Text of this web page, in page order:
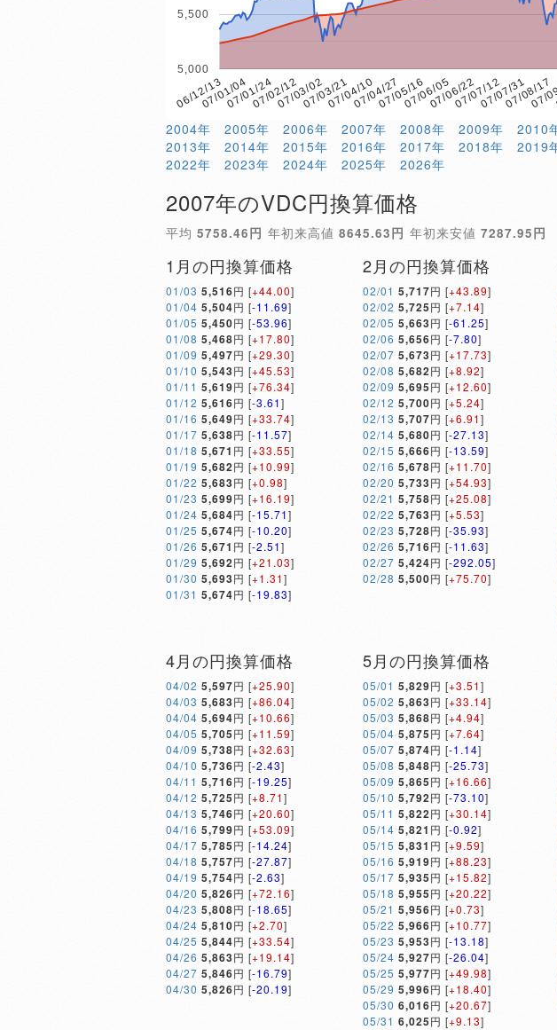
06/12/1307/01/0407/01/2407/02/1207/03/0207/03/2107/04/1007/04/2707/05/1607/06/0507/06/2207/07/1207/07/3107/08/17
07/
5,000
5,500
2004年 2005年 2006年 2007年 2008年 2009年 2010
2013年
2014年 2015年 2016年 2017年 2018年 2019
2022年
2023年 2024年 2025年 2026年
2007年のVDC円換算価格
平均 5758.46円 年初来高値 8645.63円 年初来安値 7287.95円
1月の円換算価格
01/03 5,516円 [+44.00]
01/04 5,504円 [-11.69]
01/05 5,450円 [-53.96]
01/08 5,468円 [+17.80]
01/09 5,497円 [+29.30]
01/10 5,543円 [+45.53]
01/11 5,619円 [+76.34]
01/12 5,616円 [-3.61]
01/16 5,649円 [+33.74]
01/17 5,638円 [-11.57]
01/18 5,671 円 [+33.55]
01/19 5,682円 [+10.99]
01/22 5,683円 [+0.98]
01/23 5,699円 [+16.19]
01/24 5,684円 [-15.71]
01/25 5,674円 [-10.20]
01/26 5,671 円 [-2.51]
01/29 5,692円 [+21.03]
01/30 5,693円 [+1.31]
01/31 5,674円 [-19.83]
2月の円換算価格
02/01 5,717円 [+43.89]
02/02 5,725円 [+7.14]
02/05 5,663円 [-61.25]
02/06 5,656円 [-7.80]
02/07 5,673円 [+17.73]
02/08 5,682円 [+8.92]
02/09 5,695円 [+12.60]
02/12 5,700円 [+5.24]
02/13 5,707円 [+6.91]
02/14 5,680円 [-27.13]
02/15 5,666円 [-13.59]
02/16 5,678円 [+11.70]
02/20 5,733円 [+54.93]
02/21 5,758円 [+25.08]
02/22 5,763円 [+5.53]
02/23 5,728円 [-35.93]
02/26 5,716円 [-11.63]
02/27 5,424円 [-292.05]
02/28 5,500円 [+75.70]
4月の円換算価格
04/02 5,597円 [+25.90]
04/03 5,683円 [+86.04]
04/04 5,694円 [+10.66]
04/05 5,705円 [+11.59]
04/09 5,738円 [+32.63]
04/10 5,736円 [-2.43]
04/11 5,716円 [-19.25]
04/12 5,725円 [+8.71]
04/13 5,746円 [+20.60]
04/16 5,799円 [+53.09]
04/17 5,785円 [-14.24]
04/18 5,757円 [-27.87]
04/19 5,754円 [-2.63]
04/20 5,826円 [+72.16]
04/23 5,808円 [-18.65]
04/24 5,810円 [+2.70]
04/25 5,844円 [+33.54]
04/26 5,863円 [+19.14]
04/27 5,846円 [-16.79]
04/30 5,826円 [-20.19]
5月の円換算価格
05/01 5,829円 [+3.51]
05/02 5,863円 [+33.14]
05/03 5,868円 [+4.94]
05/04 5,875円 [+7.64]
05/07 5,874円 [-1.14]
05/08 5,848円 [-25.73]
05/09 5,865円 [+16.66]
05/10 5,792円 [-73.10]
05/11 5,822円 [+30.14]
05/14 5,821 円 [-0.92]
05/15 5,831 円 [+9.59]
05/16 5,919円 [+88.23]
05/17 5,935円 [+15.82]
05/18 5,955円 [+20.22]
05/21 5,956円 [+0.73]
05/22 5,966円 [+10.77]
05/23 5,953円 [-13.18]
05/24 5,927円 [-26.04]
05/25 5,977円 [+49.98]
05/29 5,996円 [+18.40]
05/30 6,016円 [+20.67]
05/31 6,025円 [+9.13]